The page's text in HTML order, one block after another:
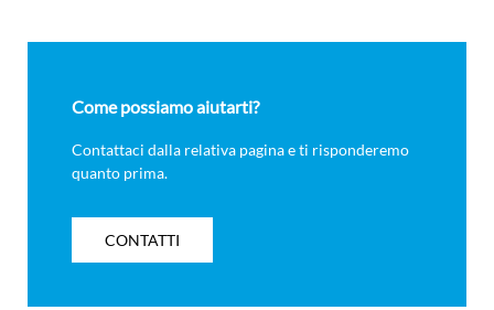
Come possiamo aiutarti?
Contattaci dalla relativa pagina e ti risponderemo
quanto prima.
CONTATTI